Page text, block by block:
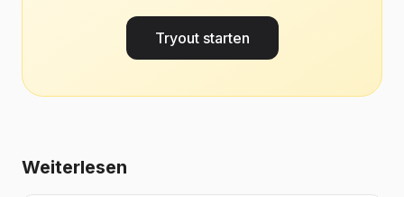
Tryout starten
Weiterlesen